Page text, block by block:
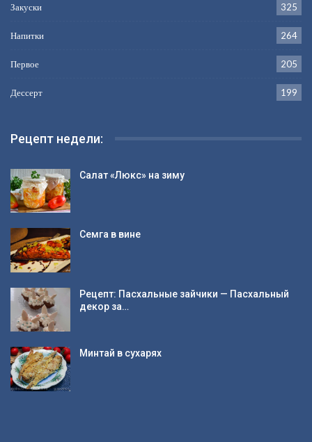
Закуски 325
Напитки 264
Первое 205
Дессерт 199
Рецепт недели:
Салат «Люкс» на зиму
Семга в вине
Рецепт: Пасхальные зайчики — Пасхальный
декор за…
Минтай в сухарях